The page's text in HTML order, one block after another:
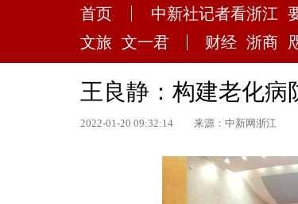
首页 中新社记者看浙江
文旅 文一君 财经 浙商
王良静：构建老化病
2022-01-20 09:32:14 来源：中新网浙江